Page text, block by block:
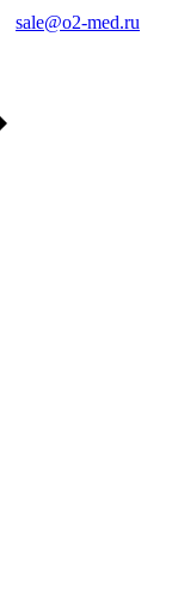
sale@o2-med.ru